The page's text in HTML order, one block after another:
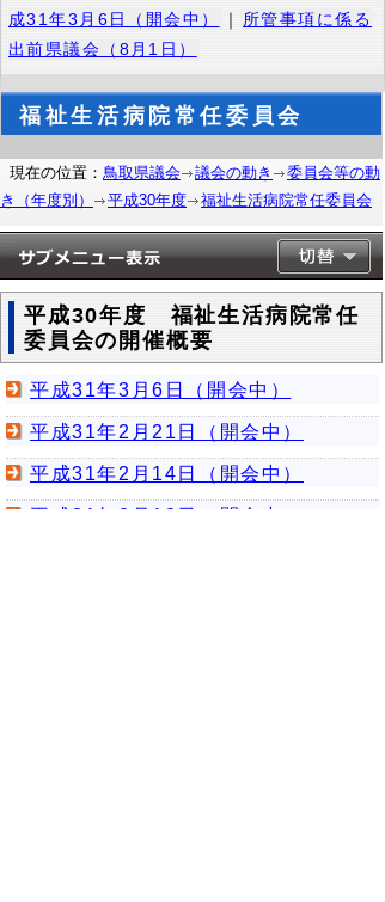
成31年3月6日（開会中）
｜
所管事項に係る
出前県議会（8月1日）
福祉生活病院常任委員会
現在の位置： 鳥取県議会 議会の動き
委員会等の動
き（年度別）
平成30年度 福祉生活病院常任委員会
平成30年度 福祉生活病院常任
委員会の開催概要
平成31年3月6日（開会中）
平成31年2月21日（開会中）
平成31年2月14日（開会中）
平成31年2月13日（開会中）